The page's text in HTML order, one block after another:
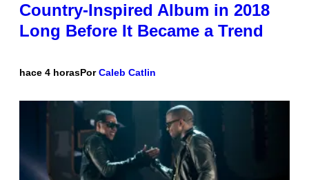
Country-Inspired Album in 2018
Long Before It Became a Trend
hace 4 horasPorCaleb Catlin